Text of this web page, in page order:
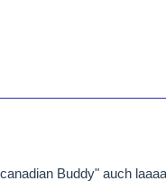
Buddy" auch